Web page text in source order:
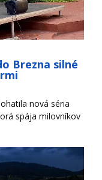
Brezna silné
nová séria
spája milovníkov